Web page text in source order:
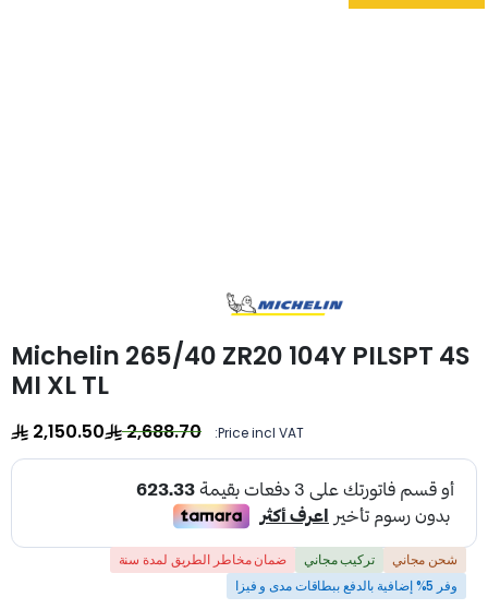
Michelin 265/40 ZR20 104Y PILSPT 4S
MI XL TL
Price incl VAT:
2,688.70
2,150.50
شحن مجاني تركيب مجاني
ضمان مخاطر الطريق لمدة سنة
وفر 5% إضافية بالدفع ببطاقات مدى و فيزا